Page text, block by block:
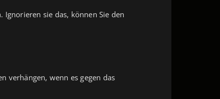
sie das, können Sie den
verhängen, wenn es gegen das